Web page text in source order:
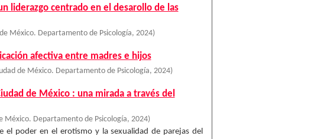
liderazgo centrado en el desarollo de las
México. Departamento de Psicología, 2024)
afectiva entre madres e hijos
de México. Departamento de Psicología, 2024)
de México : una mirada a través del
México. Departamento de Psicología, 2024)
el poder en el erotismo y la sexualidad de parejas del